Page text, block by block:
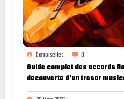
Damoiselles 0
Guide complet des accords
decouverte d’un tresor